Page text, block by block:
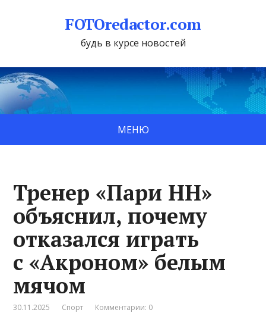
FOTOredactor.com
будь в курсе новостей
МЕНЮ
Тренер «Пари НН»
объяснил, почему
отказался играть
с «Акроном» белым
мячом
30.11.2025 Спорт Комментарии: 0